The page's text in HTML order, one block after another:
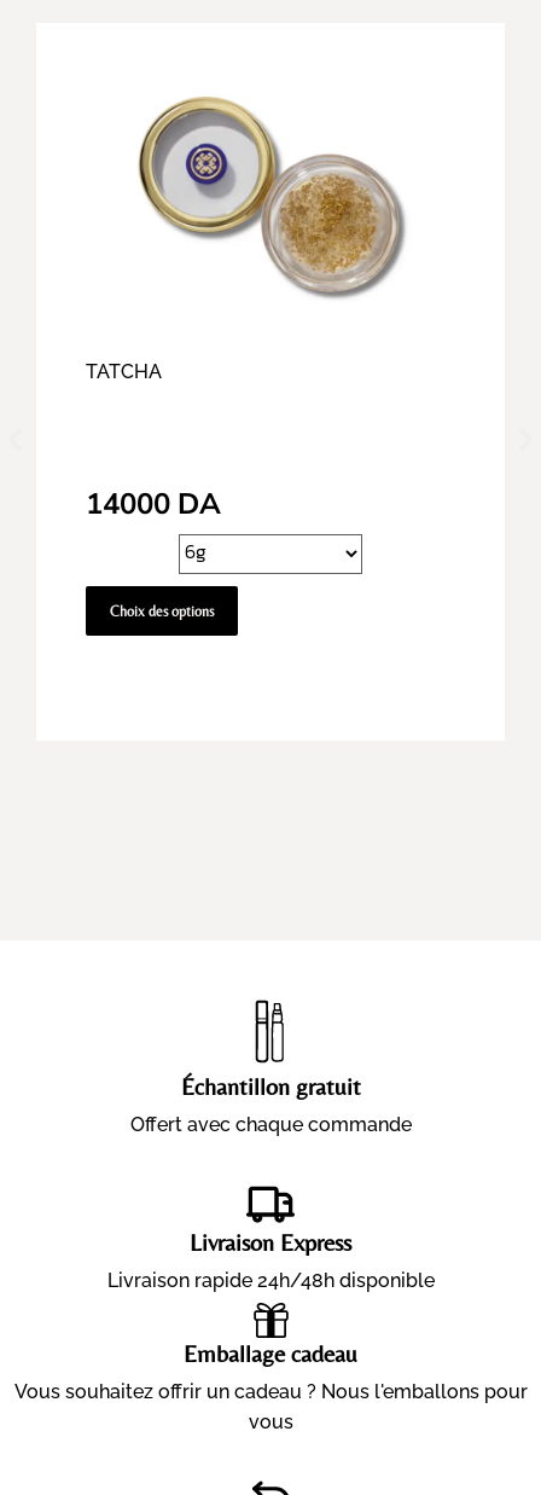
TATCHA
14000 DA
Choix des options
Échantillon gratuit
Offert avec chaque commande
Livraison Express
Livraison rapide 24h/48h disponible
Emballage cadeau
Vous souhaitez offrir un cadeau ? Nous l'emballons pour
vous